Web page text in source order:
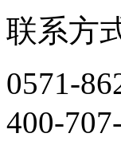
联系方
0571-
400-